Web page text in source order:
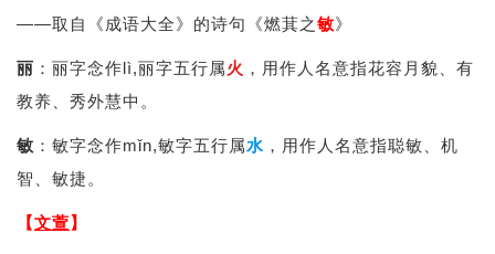
——取自《成语大全》的诗句《燃萁之敏》
丽 ：丽字念作lì,丽字五行属火 ，用作人名意指花容月貌、有
教养、秀外慧中。
敏 ：敏字念作mǐn,敏字五行属水 ，用作人名意指聪敏、机
智、敏捷。
【文萱】